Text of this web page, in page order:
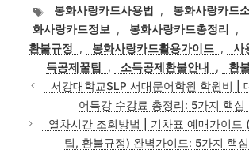
고
리
태
그
봉화사랑카드사용법 , 봉화사랑카드
화사랑카드정보
, 봉화사랑카드총정리 ,
환불규정
, 봉화사랑카드활용가이드 , 사
득공제꿀팁
, 소득공제환불안내 ,
환
서강대학교SLP 서대문어학원 학원비 |
어특강 수강료 총정리: 5가지 핵심
열차시간 조회방법 | 기차표 예매가이드
팁, 환불규정) 완벽가이드: 5가지 핵